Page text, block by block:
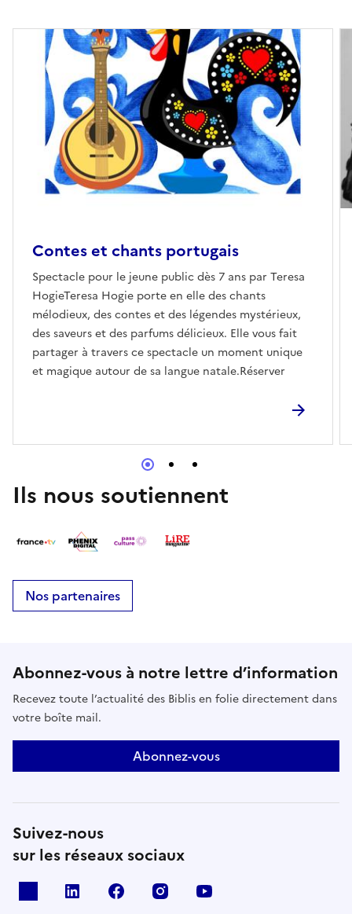
Contes et chants portugais
Spectacle pour le jeune public dès 7 ans par Teresa
HogieTeresa Hogie porte en elle des chants
mélodieux, des contes et des légendes mystérieux,
des saveurs et des parfums délicieux. Elle vous fait
partager à travers ce spectacle un moment unique
et magique autour de sa langue natale.Réserver
Ils nous soutiennent
Nos partenaires
Abonnez-vous à notre lettre d’information
Recevez toute l’actualité des Biblis en folie directement dans
votre boîte mail.
Abonnez-vous
Suivez-nous
sur les réseaux sociaux
Linkedin Facebook Instagram